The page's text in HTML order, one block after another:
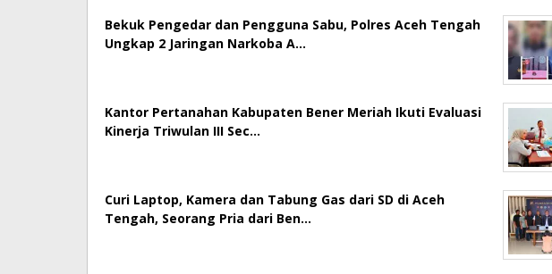
Bekuk Pengedar dan Pengguna Sabu, Polres Aceh Tengah
Ungkap 2 Jaringan Narkoba A…
Kantor Pertanahan Kabupaten Bener Meriah Ikuti Evaluasi
Kinerja Triwulan III Sec…
Curi Laptop, Kamera dan Tabung Gas dari SD di Aceh
Tengah, Seorang Pria dari Ben…